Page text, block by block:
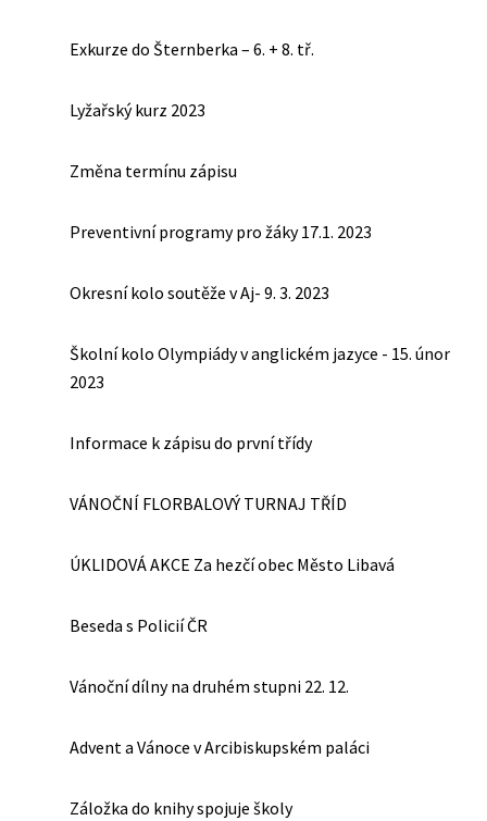
Exkurze do Šternberka – 6. + 8. tř.
Lyžařský kurz 2023
Změna termínu zápisu
Preventivní programy pro žáky 17.1. 2023
Okresní kolo soutěže v Aj- 9. 3. 2023
Školní kolo Olympiády v anglickém jazyce - 15. únor
2023
Informace k zápisu do první třídy
VÁNOČNÍ FLORBALOVÝ TURNAJ TŘÍD
ÚKLIDOVÁ AKCE Za hezčí obec Město Libavá
Beseda s Policií ČR
Vánoční dílny na druhém stupni 22. 12.
Advent a Vánoce v Arcibiskupském paláci
Záložka do knihy spojuje školy